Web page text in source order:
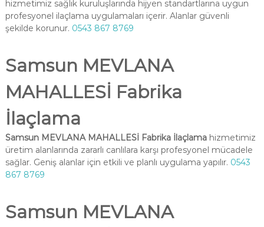
hizmetimiz sağlık kuruluşlarında hijyen standartlarına uygun
profesyonel ilaçlama uygulamaları içerir. Alanlar güvenli
şekilde korunur. 0543 867 8769
Samsun MEVLANA
MAHALLESİ Fabrika
İlaçlama
Samsun MEVLANA MAHALLESİ Fabrika İlaçlamahizmetimiz
üretim alanlarında zararlı canlılara karşı profesyonel mücadele
sağlar. Geniş alanlar için etkili ve planlı uygulama yapılır. 0543
867 8769
Samsun MEVLANA